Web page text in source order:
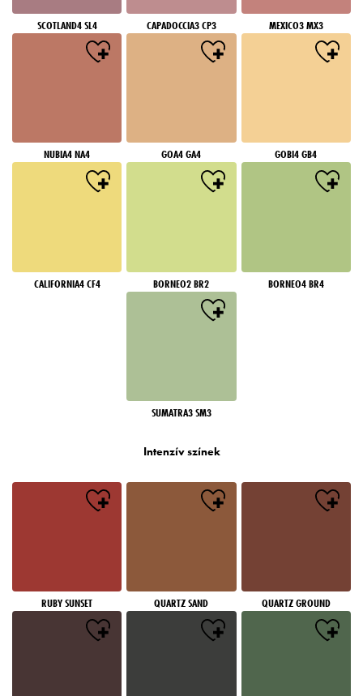
SCOTLAND4 SL4 CAPADOCCIA3 CP3 MEXICO3 MX3
NUBIA4 NA4 GOA4 GA4 GOBI4 GB4
CALIFORNIA4 CF4 BORNEO2 BR2 BORNEO4 BR4
SUMATRA3 SM3
Intenzív színek
RUBY SUNSET QUARTZ SAND QUARTZ GROUND